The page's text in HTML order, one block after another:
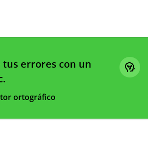
tus errores con un
ortográfico